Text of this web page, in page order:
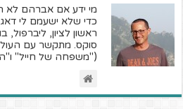
כדי שלא ישעמם לי
ראשון לציון, ליברפול,
("משפחה של חייל"